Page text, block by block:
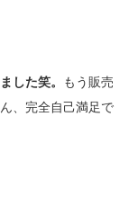
した笑。
もう販売
、完全自己満足で